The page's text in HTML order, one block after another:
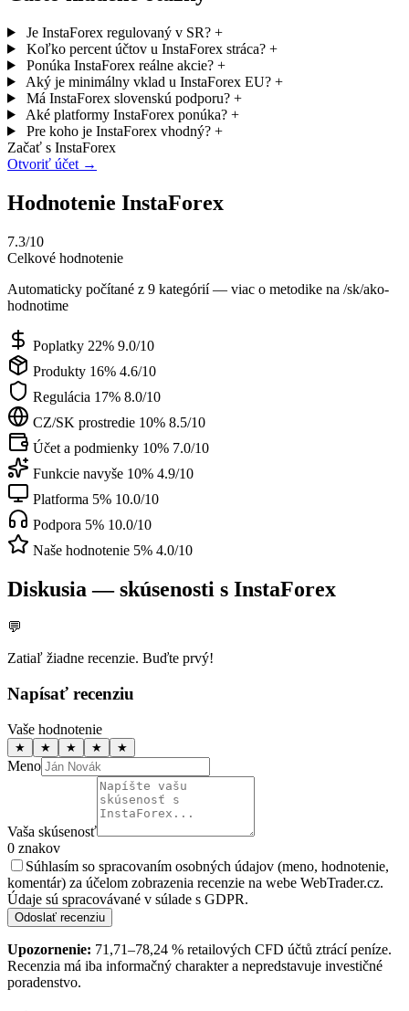
Je InstaForex regulovaný v SR? +
Koľko percent účtov u InstaForex stráca? +
Ponúka InstaForex reálne akcie? +
Aký je minimálny vklad u InstaForex EU? +
Má InstaForex slovenskú podporu? +
Aké platformy InstaForex ponúka? +
Pre koho je InstaForex vhodný? +
Začať s InstaForex
Otvoriť účet →
Hodnotenie InstaForex
7.3/10
Celkové hodnotenie
Automaticky počítané z 9 kategórií — viac o metodike na /sk/ako-
hodnotime
Poplatky 22% 9.0/10
Produkty 16% 4.6/10
Regulácia 17% 8.0/10
CZ/SK prostredie 10% 8.5/10
Účet a podmienky 10% 7.0/10
Funkcie navyše 10% 4.9/10
Platforma 5% 10.0/10
Podpora 5% 10.0/10
Naše hodnotenie 5% 4.0/10
Diskusia — skúsenosti s InstaForex
💬
Zatiaľ žiadne recenzie. Buďte prvý!
Napísať recenziu
Vaše hodnotenie
★ ★ ★ ★ ★
Meno
Vaša skúsenosť
0 znakov
Súhlasím so spracovaním osobných údajov (meno, hodnotenie,
komentár) za účelom zobrazenia recenzie na webe WebTrader.cz.
Údaje sú spracovávané v súlade s GDPR.
Odoslať recenziu
Upozornenie: 71,71–78,24 % retailových CFD účtů ztrácí peníze.
Recenzia má iba informačný charakter a nepredstavuje investičné
poradenstvo.